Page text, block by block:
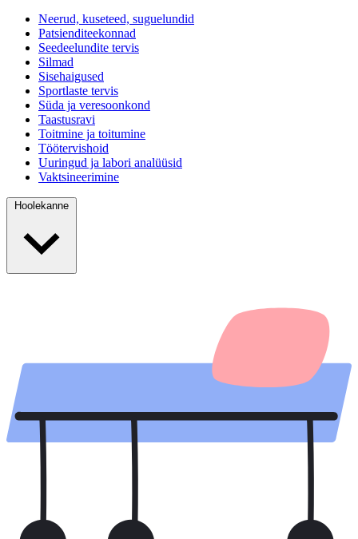
Neerud, kuseteed, suguelundid
Patsienditeekonnad
Seedeelundite tervis
Silmad
Sisehaigused
Sportlaste tervis
Süda ja veresoonkond
Taastusravi
Toitmine ja toitumine
Töötervishoid
Uuringud ja labori analüüsid
Vaktsineerimine
Hoolekanne